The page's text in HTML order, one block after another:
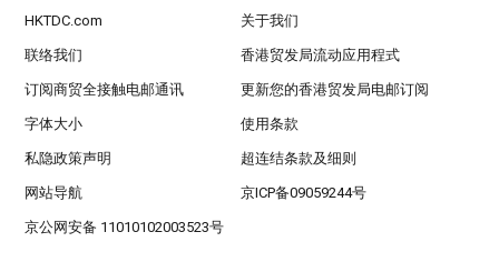
HKTDC.com 关于我们
联络我们 香港贸发局流动应用程式
订阅商贸全接触电邮通讯 更新您的香港贸发局电邮订阅
字体大小 使用条款
私隐政策声明 超连结条款及细则
网站导航 京ICP备09059244号
京公网安备 11010102003523号